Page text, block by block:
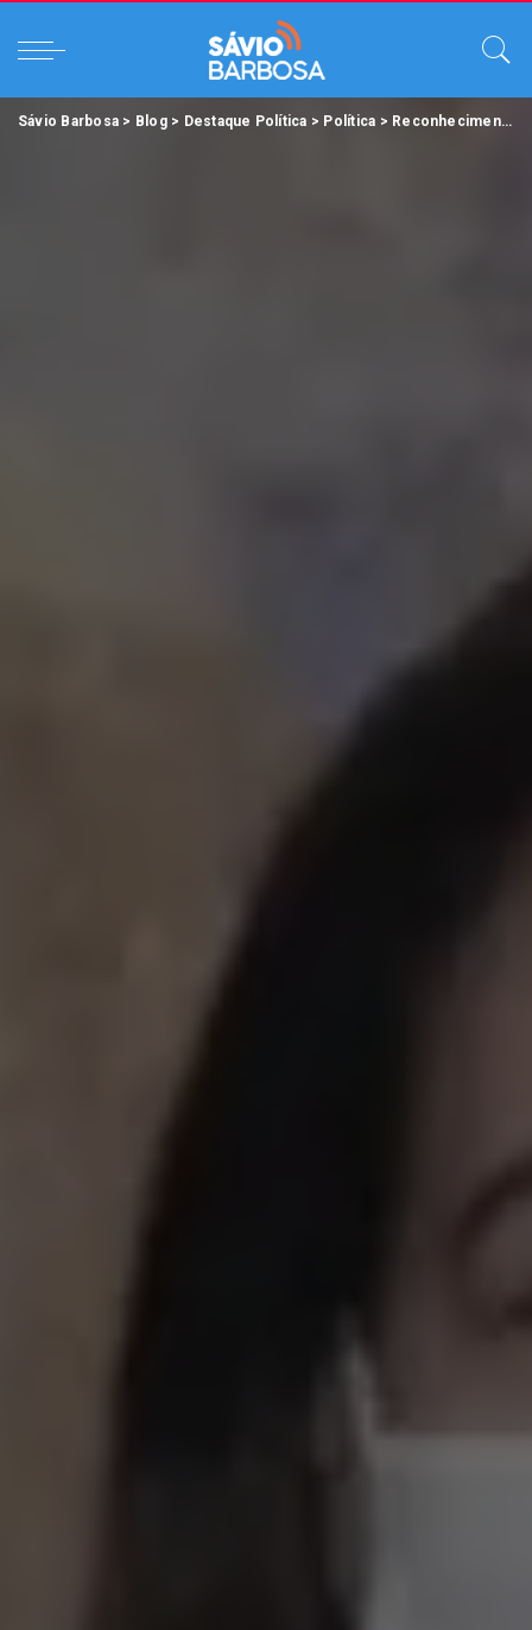
Sávio Barbosa > Blog> Destaque Política > Política > Reconhecimento